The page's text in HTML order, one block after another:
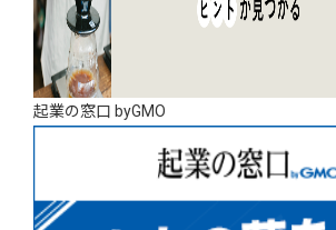
起業の窓口 byGMO